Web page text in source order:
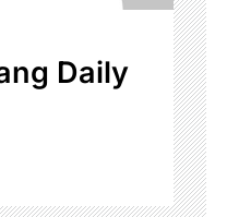
Daily